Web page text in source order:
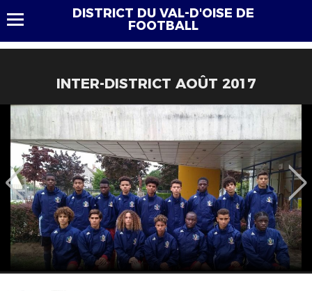
DISTRICT DU VAL-D'OISE DE
FOOTBALL
INTER-DISTRICT AOÛT 2017